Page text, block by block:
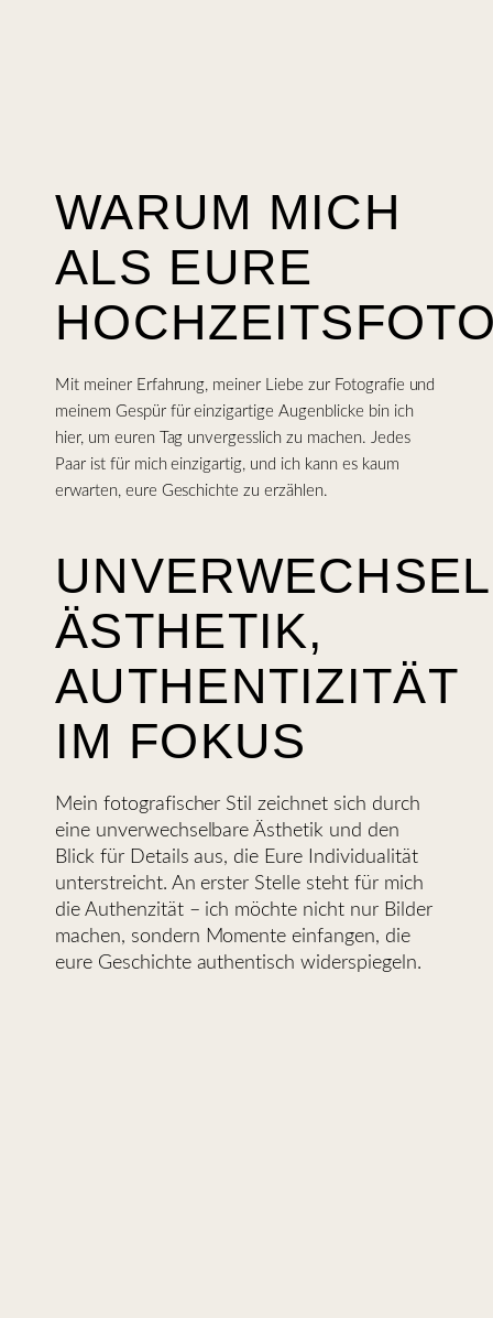
WARUM MICH
ALS EURE
Mit meiner Erfahrung, meiner Liebe zur Fotografie und
meinem Gespür für einzigartige Augenblicke bin ich
hier, um euren Tag unvergesslich zu machen. Jedes
Paar ist für mich einzigartig, und ich kann es kaum
erwarten, eure Geschichte zu erzählen.
ÄSTHETIK,
AUTHENTIZITÄT
IM FOKUS
Mein fotografischer Stil zeichnet sich durch
eine unverwechselbare Ästhetik und den
Blick für Details aus, die Eure Individualität
unterstreicht. An erster Stelle steht für mich
die Authenzität – ich möchte nicht nur Bilder
machen, sondern Momente einfangen, die
eure Geschichte authentisch widerspiegeln.